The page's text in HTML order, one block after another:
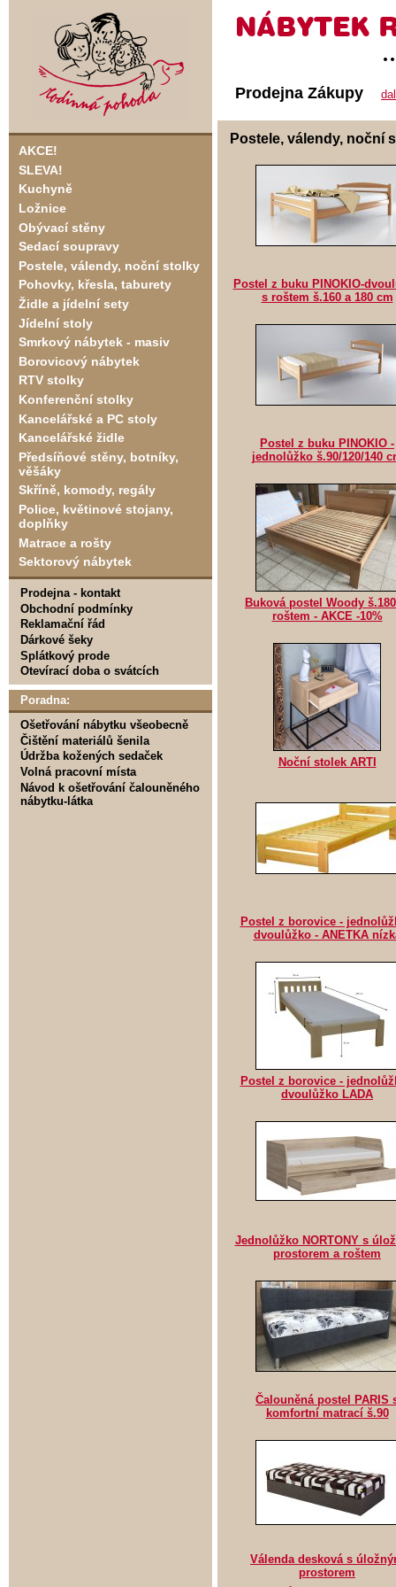
AKCE!
SLEVA!
Kuchyně
Ložnice
Obývací stěny
Sedací soupravy
Postele, válendy, noční stolky
Pohovky, křesla, taburety
Židle a jídelní sety
Jídelní stoly
Smrkový nábytek - masiv
Borovicový nábytek
RTV stolky
Konferenční stolky
Kancelářské a PC stoly
Kancelářské židle
Předsíňové stěny, botníky,
věšáky
Skříně, komody, regály
Police, květinové stojany,
doplňky
Matrace a rošty
Sektorový nábytek
Prodejna - kontakt
Obchodní podmínky
Reklamační řád
Dárkové šeky
Splátkový prode
Otevírací doba o svátcích
Poradna:
Ošetřování nábytku všeobecně
Čištění materiálů šenila
Údržba kožených sedaček
Volná pracovní místa
Návod k ošetřování čalouněného
nábytku-látka
Prodejna Zákupy
Postele, válendy, noční
Postel z buku PINOKIO-
s roštem š.160 a 180 cm
Postel z buku PINOKIO -
jednolůžko š.90/120/140
Buková postel Woody
roštem - AKCE -10%
Noční stolek ARTI
Postel z borovice -
dvoulůžko - ANETKA
Postel z borovice -
dvoulůžko LADA
Jednolůžko NORTONY s
prostorem a roštem
Čalouněná postel PARIS
komfortní matrací š.90
Válenda desková s
prostorem